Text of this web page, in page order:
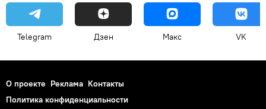
Telegram Дзен Макс VK
О проекте Реклама Контакты
Политика конфиденциальности